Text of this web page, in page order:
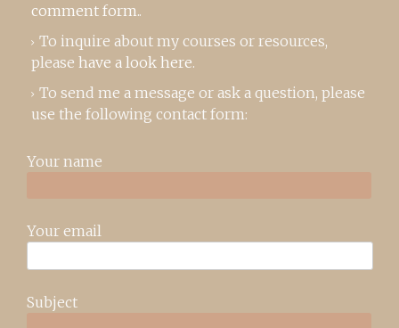
comment form..
To inquire about my courses or resources,
please have a look here.
To send me a message or ask a question, please
use the following contact form:
Your name
Your email
Subject